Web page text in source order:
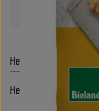
Herkunft
Hersteller: Bohlsener